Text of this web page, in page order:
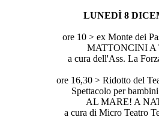
LUNEDÌ 8
ore 10 > ex Monte dei
MATTONCINI A
a cura dell'Ass. La
ore 16,30 > Ridotto del
Spettacolo per
AL MARE! A
a cura di Micro Teatro